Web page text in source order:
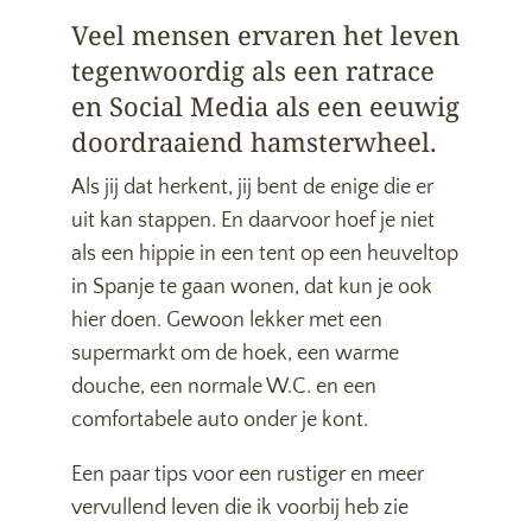
Veel mensen ervaren het leven
tegenwoordig als een ratrace
en Social Media als een eeuwig
doordraaiend hamsterwheel.
Als jij dat herkent, jij bent de enige die er
uit kan stappen. En daarvoor hoef je niet
als een hippie in een tent op een heuveltop
in Spanje te gaan wonen, dat kun je ook
hier doen. Gewoon lekker met een
supermarkt om de hoek, een warme
douche, een normale W.C. en een
comfortabele auto onder je kont.
Een paar tips voor een rustiger en meer
vervullend leven die ik voorbij heb zie